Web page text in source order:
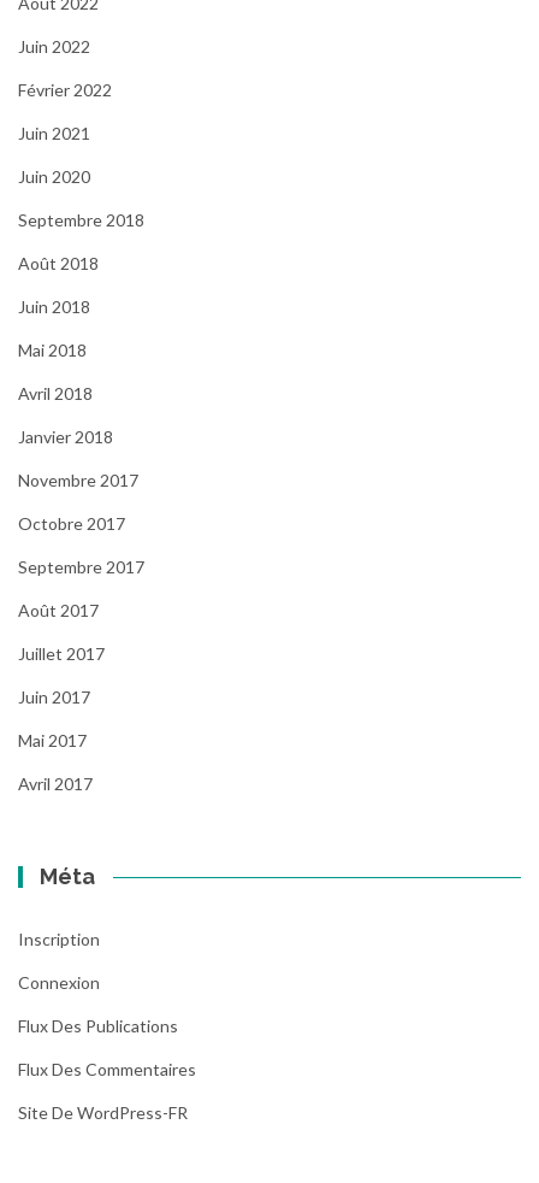
Juin 2022
Février 2022
Juin 2021
Juin 2020
Septembre 2018
Août 2018
Juin 2018
Mai 2018
Avril 2018
Janvier 2018
Novembre 2017
Octobre 2017
Septembre 2017
Août 2017
Juillet 2017
Juin 2017
Mai 2017
Avril 2017
Méta
Inscription
Connexion
Flux Des Publications
Flux Des Commentaires
Site De WordPress-FR